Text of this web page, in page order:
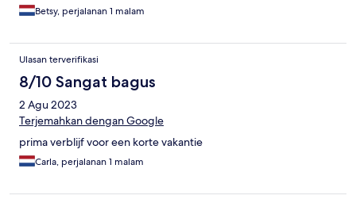
Betsy, perjalanan 1 malam
Ulasan terverifikasi
8/10 Sangat bagus
2 Agu 2023
Terjemahkan dengan Google
prima verblijf voor een korte vakantie
Carla, perjalanan 1 malam